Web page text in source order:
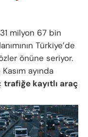
milyon 67 bin
Türkiye’de
önüne seriyor.
ayında
trafiğe kayıtlı araç